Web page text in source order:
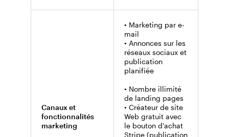
Canaux et
fonctionnalités
marketing
• Marketing par e-
mail
• Annonces sur les
réseaux sociaux et
publication
planifiée
• Nombre illimité
de landing pages
• Créateur de site
Web gratuit avec
le bouton d'achat
Stripe (publication